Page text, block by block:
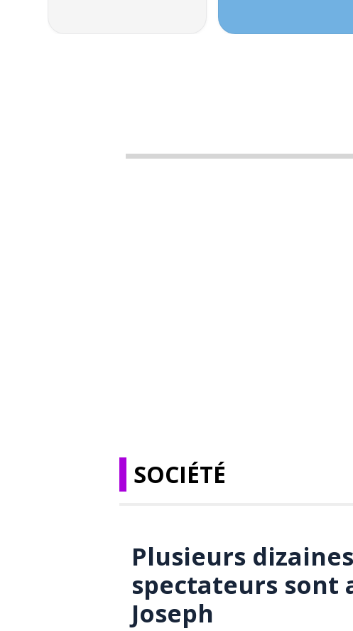
SOCIÉTÉ
Plusieurs
spectateurs sont
Joseph